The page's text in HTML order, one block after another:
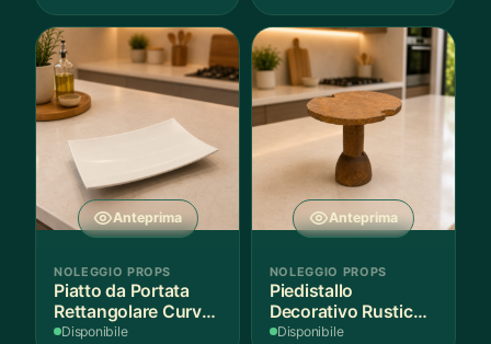
Anteprima
NOLEGGIO PROPS
Piatto da Portata
Rettangolare Curvo
Bianco
Disponibile
Anteprima
NOLEGGIO PROPS
Piedistallo
Decorativo Rustico
in Legno
Disponibile